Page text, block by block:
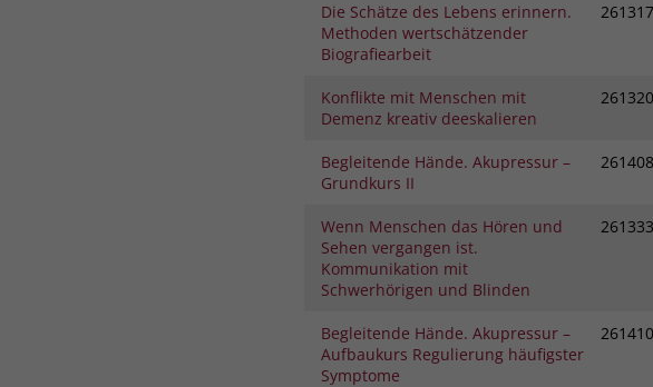
Die Schätze des Lebens erinnern.
Methoden wertschätzender
Biografiearbeit
261317
Konflikte mit Menschen mit
Demenz kreativ deeskalieren
261320
Begleitende Hände. Akupressur –
Grundkurs II
261408
Wenn Menschen das Hören und
Sehen vergangen ist.
Kommunikation mit
Schwerhörigen und Blinden
261333
Begleitende Hände. Akupressur –
Aufbaukurs Regulierung häufigster
Symptome
261410